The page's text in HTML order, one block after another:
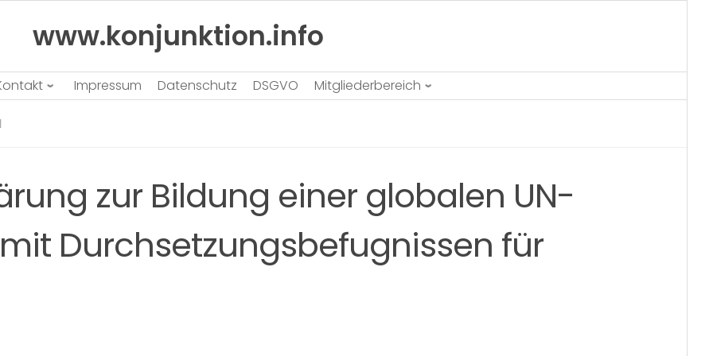
www.konjunktion.info
Impressum Datenschutz DSGVO Mitgliederbereich
zur Bildung einer globalen UN-
Durchsetzungsbefugnissen für